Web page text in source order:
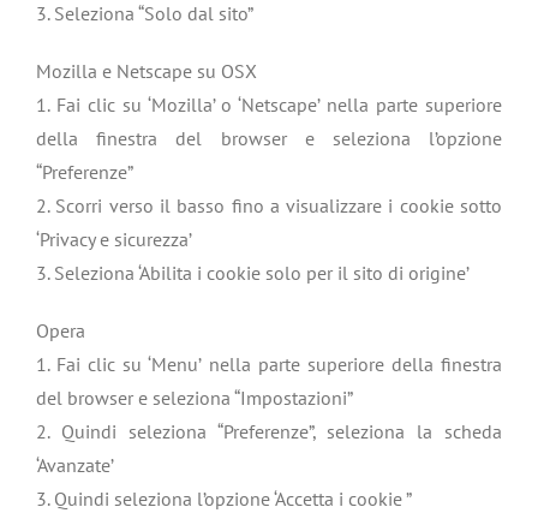
3. Seleziona “Solo dal sito”
Mozilla e Netscape su OSX
1. Fai clic su ‘Mozilla’ o ‘Netscape’ nella parte superiore
della finestra del browser e seleziona l’opzione
“Preferenze”
2. Scorri verso il basso fino a visualizzare i cookie sotto
‘Privacy e sicurezza’
3. Seleziona ‘Abilita i cookie solo per il sito di origine’
Opera
1. Fai clic su ‘Menu’ nella parte superiore della finestra
del browser e seleziona “Impostazioni”
2. Quindi seleziona “Preferenze”, seleziona la scheda
‘Avanzate’
3. Quindi seleziona l’opzione ‘Accetta i cookie ”